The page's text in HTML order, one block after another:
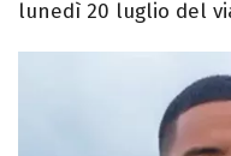
lunedì 20 luglio del